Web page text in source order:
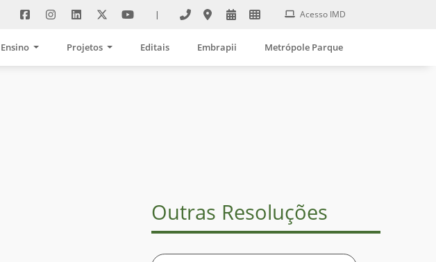
| Acesso IMD
Ensino Projetos Editais Embrapii Metrópole Parque
Outras Resoluções